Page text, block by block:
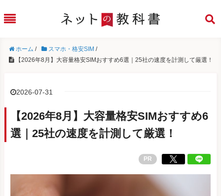
ホーム / スマホ・格安SIM /
【2026年8月】大容量格安SIMおすすめ6選｜25社の速度を計測して厳選！
2026-07-31
【2026年8月】大容量格安SIMおすすめ6
選｜25社の速度を計測して厳選！
PR